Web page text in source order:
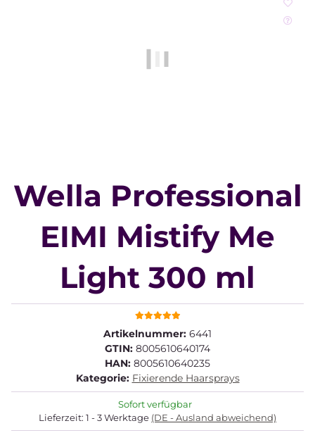
Wella Professional
EIMI Mistify Me
Light 300 ml
Artikelnummer: 6441
GTIN: 8005610640174
HAN: 8005610640235
Kategorie: Fixierende Haarsprays
Sofort verfügbar
Lieferzeit: 1 - 3 Werktage (DE - Ausland abweichend)